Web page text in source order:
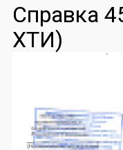
Справка
ХТИ)